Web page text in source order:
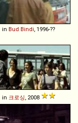
in Bud Bindi, 1996-??
in 크로싱, 2008